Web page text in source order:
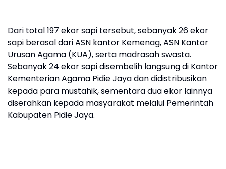
Dari total 197 ekor sapi tersebut, sebanyak 26 ekor
sapi berasal dari ASN kantor Kemenag, ASN Kantor
Urusan Agama (KUA), serta madrasah swasta.
Sebanyak 24 ekor sapi disembelih langsung di Kantor
Kementerian Agama Pidie Jaya dan didistribusikan
kepada para mustahik, sementara dua ekor lainnya
diserahkan kepada masyarakat melalui Pemerintah
Kabupaten Pidie Jaya.